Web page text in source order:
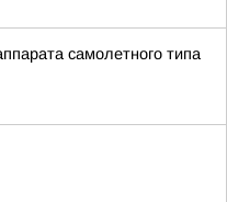
самолетного типа